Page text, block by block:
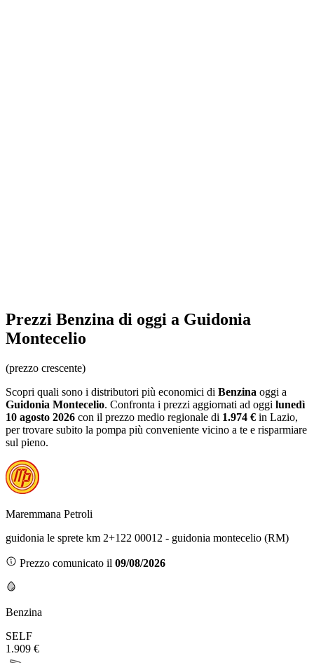
Prezzi Benzina di oggi a Guidonia
Montecelio
(prezzo crescente)
Scopri quali sono i distributori più economici di Benzina oggi a
Guidonia Montecelio. Confronta i prezzi aggiornati ad oggi lunedì
10 agosto 2026 con il prezzo medio regionale di 1.974 € in Lazio,
per trovare subito la pompa più conveniente vicino a te e risparmiare
sul pieno.
Maremmana Petroli
guidonia le sprete km 2+122 00012 - guidonia montecelio (RM)
Prezzo comunicato il 09/08/2026
Benzina
SELF
1.909 €